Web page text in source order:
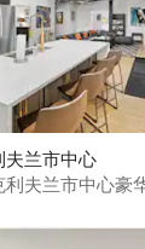
分），共 81 条
夫兰市中心
夫兰市中心豪